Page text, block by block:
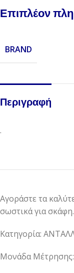
Επιπλέον
BRAND
Περιγραφή
.
Αγοράστε τα
σωστικά για σκάφη.
Κατηγορία:
Μονάδα